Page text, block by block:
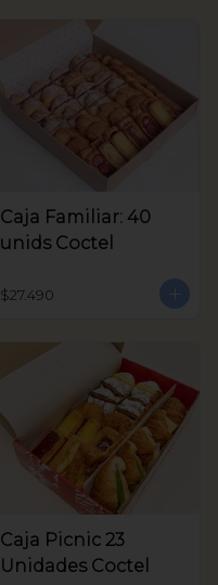
Caja Familiar: 40
unids Coctel
$27.490
Caja Picnic 23
Unidades Coctel